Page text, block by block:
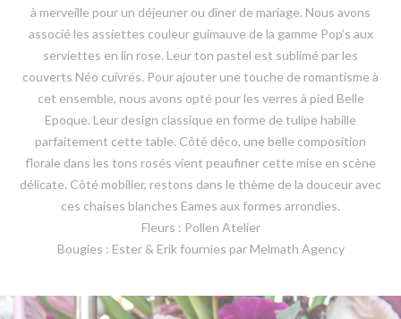
à merveille pour un déjeuner ou dîner de mariage. Nous avons
associé les assiettes couleur guimauve de la gamme Pop’s aux
serviettes en lin rose. Leur ton pastel est sublimé par les
couverts Néo cuivrés. Pour ajouter une touche de romantisme à
cet ensemble, nous avons opté pour les verres à pied Belle
Epoque. Leur design classique en forme de tulipe habille
parfaitement cette table. Côté déco, une belle composition
florale dans les tons rosés vient peaufiner cette mise en scène
délicate. Côté mobilier, restons dans le thème de la douceur avec
ces chaises blanches Eames aux formes arrondies.
Fleurs : Pollen Atelier
Bougies : Ester & Erik fournies par Melmath Agency